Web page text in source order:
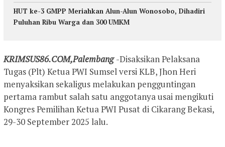
HUT ke-3 GMPP Meriahkan Alun-Alun Wonosobo, Dihadiri
Puluhan Ribu Warga dan 300 UMKM
KRIMSUS86.COM,Palembang -Disaksikan Pelaksana
Tugas (Plt) Ketua PWI Sumsel versi KLB, Jhon Heri
menyaksikan sekaligus melakukan pengguntingan
pertama rambut salah satu anggotanya usai mengikuti
Kongres Pemilihan Ketua PWI Pusat di Cikarang Bekasi,
29-30 September 2025 lalu.